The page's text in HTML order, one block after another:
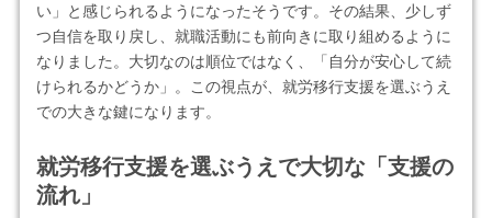
い」と感じられるようになったそうです。その結果、少しず
つ自信を取り戻し、就職活動にも前向きに取り組めるように
なりました。大切なのは順位ではなく、「自分が安心して続
けられるかどうか」。この視点が、就労移行支援を選ぶうえ
での大きな鍵になります。
就労移行支援を選ぶうえで大切な「支援の
流れ」